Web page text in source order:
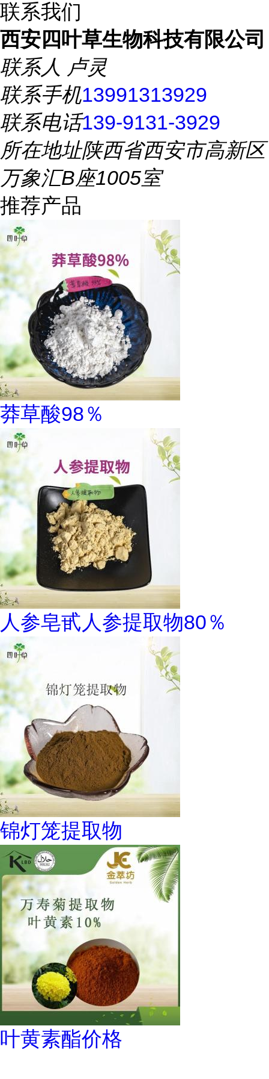
联系我们
西安四叶草生物科技有限公司
联系人 卢灵
联系手机13991313929
联系电话139-9131-3929
所在地址陕西省西安市高新区
万象汇B座1005室
推荐产品
莽草酸98％
人参皂甙人参提取物80％
锦灯笼提取物
叶黄素酯价格